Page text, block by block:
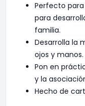
Perfecto
para
familia.
Desarrolla la
ojos y manos.
Pon en
y la
Hecho de